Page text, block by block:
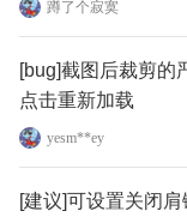
蹲了个寂寞
[bug]截图后裁剪的
点击重新加载
yesm**ey
[建议]可设置关闭肩